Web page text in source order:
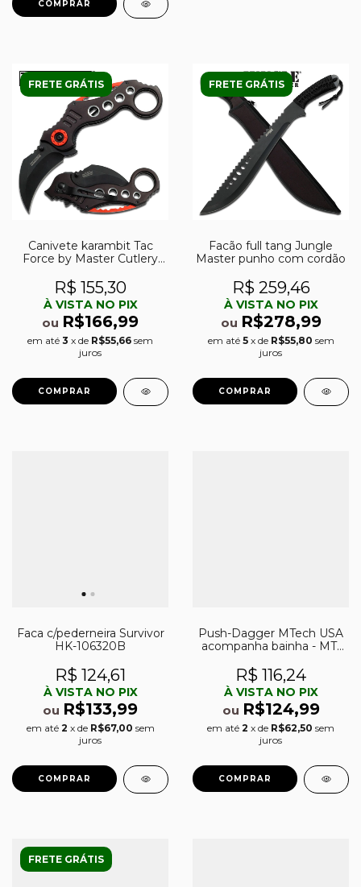
FRETE GRÁTIS
Canivete karambit Tac
Force by Master Cutlery
578BK
R$ 155,30
À VISTA NO PIX
ou R$166,99
em até 3 x de R$55,66 sem
juros
FRETE GRÁTIS
Facão full tang Jungle
Master punho com cordão
R$ 259,46
À VISTA NO PIX
ou R$278,99
em até 5 x de R$55,80 sem
juros
Faca c/pederneira Survivor
HK-106320B
R$ 124,61
À VISTA NO PIX
ou R$133,99
em até 2 x de R$67,00 sem
juros
Push-Dagger MTech USA
acompanha bainha - MT-
R$ 116,24
À VISTA NO PIX
ou R$124,99
em até 2 x de R$62,50 sem
juros
FRETE GRÁTIS